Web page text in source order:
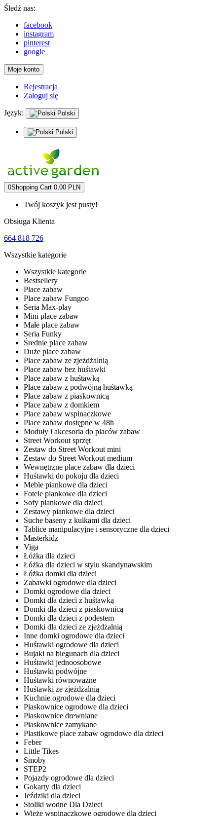
Śledź nas:
facebook
instagram
pinterest
google
Moje konto
Rejestracja
Zaloguj się
Język: Polski
Polski
0Shopping Cart 0,00 PLN
Twój koszyk jest pusty!
Obsługa Klienta
664 818 726
Wszystkie kategorie
Wszystkie kategorie
Bestsellery
Place zabaw
Place zabaw Fungoo
Seria Max-play
Mini place zabaw
Małe place zabaw
Seria Funky
Średnie place zabaw
Duże place zabaw
Place zabaw ze zjeżdżalnią
Place zabaw bez huśtawki
Place zabaw z huśtawką
Place zabaw z podwójną huśtawką
Place zabaw z piaskownicą
Place zabaw z domkiem
Place zabaw wspinaczkowe
Place zabaw dostępne w 48h
Moduły i akcesoria do placów zabaw
Street Workout sprzęt
Zestaw do Street Workout mini
Zestaw do Street Workout medium
Wewnętrzne place zabaw dla dzieci
Huśtawki do pokoju dla dzieci
Meble piankowe dla dzieci
Fotele piankowe dla dzieci
Sofy piankowe dla dzieci
Zestawy piankowe dla dzieci
Suche baseny z kulkami dla dzieci
Tablice manipulacyjne i sensoryczne dla dzieci
Masterkidz
Viga
Łóżka dla dzieci
Łóżka dla dzieci w stylu skandynawskim
Łóżka domki dla dzieci
Zabawki ogrodowe dla dzieci
Domki ogrodowe dla dzieci
Domki dla dzieci z huśtawką
Domki dla dzieci z piaskownicą
Domki dla dzieci z podestem
Domki dla dzieci ze zjeżdżalnią
Inne domki ogrodowe dla dzieci
Huśtawki ogrodowe dla dzieci
Bujaki na biegunach dla dzieci
Huśtawki jednoosobowe
Huśtawki podwójne
Huśtawki równoważne
Huśtawki ze zjeżdżalnią
Kuchnie ogrodowe dla dzieci
Piaskownice ogrodowe dla dzieci
Piaskownice drewniane
Piaskownice zamykane
Plastikowe place zabaw ogrodowe dla dzieci
Feber
Little Tikes
Smoby
STEP2
Pojazdy ogrodowe dla dzieci
Gokarty dla dzieci
Jeździki dla dzieci
Stoliki wodne Dla Dzieci
Wieże wspinaczkowe ogrodowe dla dzieci